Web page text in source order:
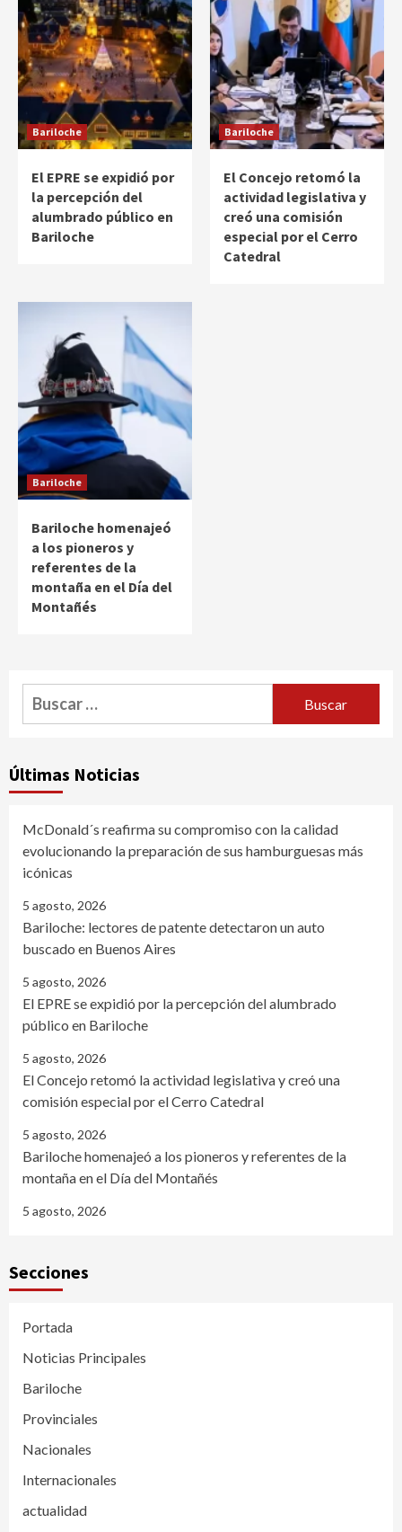
Bariloche
El EPRE se expidió por
la percepción del
alumbrado público en
Bariloche
Bariloche
El Concejo retomó la
actividad legislativa y
creó una comisión
especial por el Cerro
Catedral
Bariloche
Bariloche homenajeó
a los pioneros y
referentes de la
montaña en el Día del
Montañés
Buscar:
Últimas Noticias
McDonald´s reafirma su compromiso con la calidad
evolucionando la preparación de sus hamburguesas más
icónicas
5 agosto, 2026
Bariloche: lectores de patente detectaron un auto
buscado en Buenos Aires
5 agosto, 2026
El EPRE se expidió por la percepción del alumbrado
público en Bariloche
5 agosto, 2026
El Concejo retomó la actividad legislativa y creó una
comisión especial por el Cerro Catedral
5 agosto, 2026
Bariloche homenajeó a los pioneros y referentes de la
montaña en el Día del Montañés
5 agosto, 2026
Secciones
Portada
Noticias Principales
Bariloche
Provinciales
Nacionales
Internacionales
actualidad